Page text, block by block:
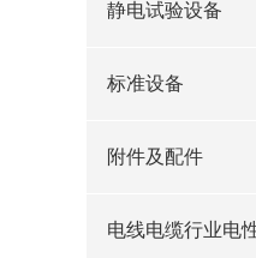
静电试验设备
标准设备
附件及配件